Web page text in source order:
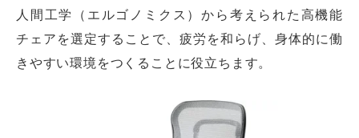
人間工学（エルゴノミクス）から考えられた高機能
チェアを選定することで、疲労を和らげ、身体的に働
きやすい環境をつくることに役立ちます。